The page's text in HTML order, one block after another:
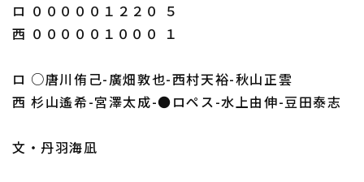
ロ ０００００１２２０ ５
西 ０００００１０００ １
ロ ○唐川侑己-廣畑敦也-西村天裕-秋山正雲
西 杉山遙希-宮澤太成-●ロペス-水上由伸-豆田泰志
文・丹羽海凪